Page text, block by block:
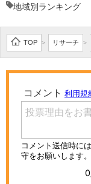
地域別ランキング
TOP > リサーチ >